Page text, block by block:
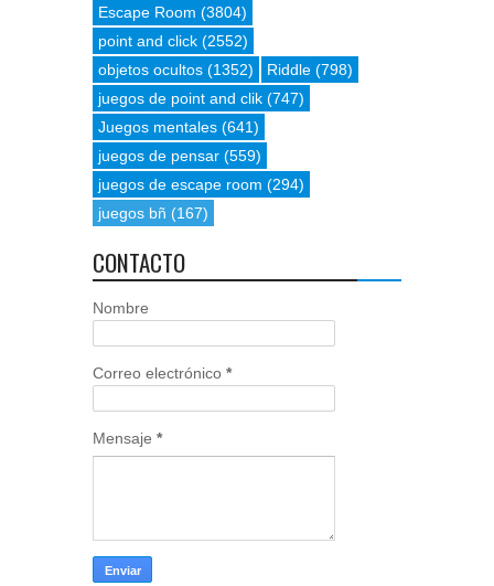
Escape Room (3804)
point and click (2552)
objetos ocultos (1352) Riddle (798)
juegos de point and clik (747)
Juegos mentales (641)
juegos de pensar (559)
juegos de escape room (294)
juegos bñ (167)
CONTACTO
Nombre
Correo electrónico *
Mensaje *